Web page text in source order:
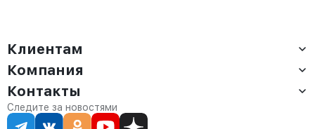
Клиентам
Доставка
Оплата
Сервис
Статус заказа
Компания
О компании
Контакты
Партнёрам
Контакты
Отдел продаж:
8 (800) 234-22-62
Следите за новостями